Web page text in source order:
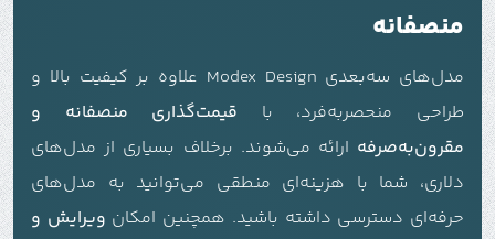
منصفانه
مدل‌های سه‌بعدی Modex Design علاوه بر کیفیت بالا و
طراحی منحصربه‌فرد، با قیمت‌گذاری منصفانه و
مقرون‌به‌صرفه ارائه می‌شوند. برخلاف بسیاری از مدل‌های
دلاری، شما با هزینه‌ای منطقی می‌توانید به مدل‌های
حرفه‌ای دسترسی داشته باشید. همچنین امکان ویرایش و